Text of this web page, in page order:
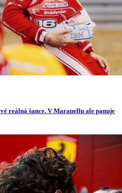
reálná šance. V Maranellu ale panuje